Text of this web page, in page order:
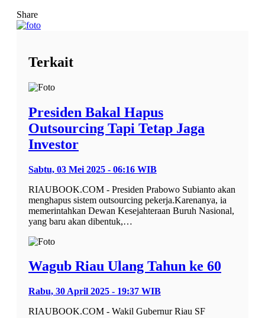
Share
Terkait
Presiden Bakal Hapus
Outsourcing Tapi Tetap Jaga
Investor
Sabtu, 03 Mei 2025 - 06:16 WIB
RIAUBOOK.COM - Presiden Prabowo Subianto akan
menghapus sistem outsourcing pekerja.Karenanya, ia
memerintahkan Dewan Kesejahteraan Buruh Nasional,
yang baru akan dibentuk,…
Wagub Riau Ulang Tahun ke 60
Rabu, 30 April 2025 - 19:37 WIB
RIAUBOOK.COM - Wakil Gubernur Riau SF